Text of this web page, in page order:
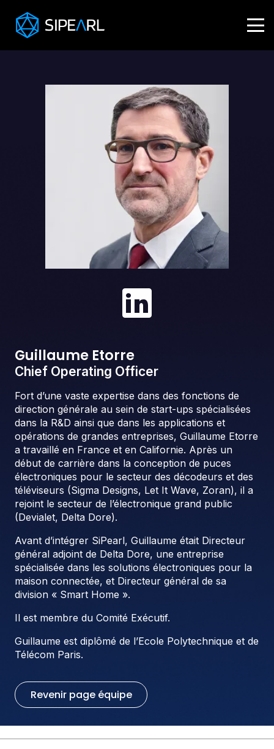
Guillaume Etorre
Chief Operating Officer
Fort d’une vaste expertise dans des fonctions de
direction générale au sein de start-ups spécialisées
dans la R&D ainsi que dans les applications et
opérations de grandes entreprises, Guillaume Etorre
a travaillé en France et en Californie. Après un
début de carrière dans la conception de puces
électroniques pour le secteur des décodeurs et des
téléviseurs (Sigma Designs, Let It Wave, Zoran), il a
rejoint le secteur de l’électronique grand public
(Devialet, Delta Dore).
Avant d’intégrer SiPearl, Guillaume était Directeur
général adjoint de Delta Dore, une entreprise
spécialisée dans les solutions électroniques pour la
maison connectée, et Directeur général de sa
division « Smart Home ».
Il est membre du Comité Exécutif.
Guillaume est diplômé de l’Ecole Polytechnique et de
Télécom Paris.
Revenir page équipe